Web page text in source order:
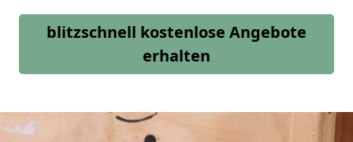
blitzschnell kostenlose Angebote
erhalten